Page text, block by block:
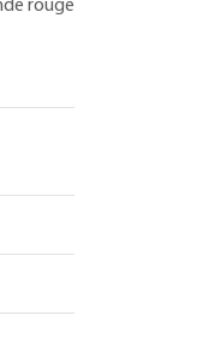
rouge